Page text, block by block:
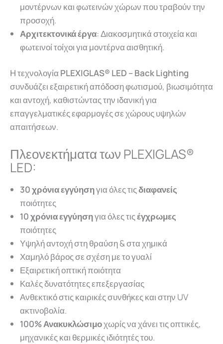
μοντέρνων και φωτεινών χώρων που τραβούν την
προσοχή.
Αρχιτεκτονικά έργα: Διακοσμητικά στοιχεία και
φωτεινοί τοίχοι για μοντέρνα αισθητική.
Η τεχνολογία PLEXIGLAS® LED – Back Lighting
συνδυάζει εξαιρετική απόδοση φωτισμού, βιωσιμότητα
και αντοχή, καθιστώντας την ιδανική για
επαγγελματικές εφαρμογές σε χώρους υψηλών
απαιτήσεων.
Πλεονεκτήματα των PLEXIGLAS®
LED:
30 χρόνια εγγύησηγια όλες τιςδιαφανείς
ποιότητες
10 χρόνια εγγύησηγια όλες τιςέγχρωμες
ποιότητες
Υψηλή αντοχή στη θραύση & στα χημικά
Χαμηλό βάρος σε σχέση με το γυαλί
Εξαιρετική οπτική ποιότητα
Καλές δυνατότητες επεξεργασίας
Ανθεκτικό στις καιρικές συνθήκες και στην UV
ακτινοβολία.
100% Ανακυκλώσιμοχωρίς να χάνει τις οπτικές,
μηχανικές και θερμικές ιδιότητές του.